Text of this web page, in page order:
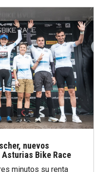
nuevos
Asturias Bike Race
minutos su renta